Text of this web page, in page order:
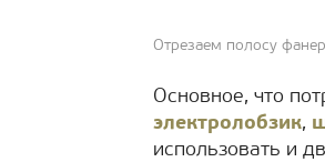
Отрезаем полосу
Основное, что
электролобзик,
использовать и